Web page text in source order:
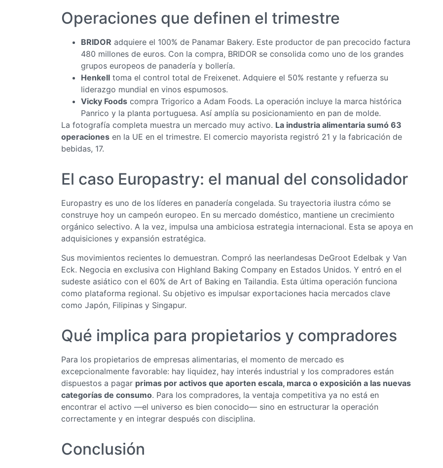
Operaciones que definen el trimestre
BRIDOR adquiere el 100% de Panamar Bakery. Este productor de pan precocido factura
480 millones de euros. Con la compra, BRIDOR se consolida como uno de los grandes
grupos europeos de panadería y bollería.
Henkell toma el control total de Freixenet. Adquiere el 50% restante y refuerza su
liderazgo mundial en vinos espumosos.
Vicky Foods compra Trigorico a Adam Foods. La operación incluye la marca histórica
Panrico y la planta portuguesa. Así amplía su posicionamiento en pan de molde.
La fotografía completa muestra un mercado muy activo. La industria alimentaria sumó 63
operaciones en la UE en el trimestre. El comercio mayorista registró 21 y la fabricación de
bebidas, 17.
El caso Europastry: el manual del consolidador
Europastry es uno de los líderes en panadería congelada. Su trayectoria ilustra cómo se
construye hoy un campeón europeo. En su mercado doméstico, mantiene un crecimiento
orgánico selectivo. A la vez, impulsa una ambiciosa estrategia internacional. Esta se apoya en
adquisiciones y expansión estratégica.
Sus movimientos recientes lo demuestran. Compró las neerlandesas DeGroot Edelbak y Van
Eck. Negocia en exclusiva con Highland Baking Company en Estados Unidos. Y entró en el
sudeste asiático con el 60% de Art of Baking en Tailandia. Esta última operación funciona
como plataforma regional. Su objetivo es impulsar exportaciones hacia mercados clave
como Japón, Filipinas y Singapur.
Qué implica para propietarios y compradores
Para los propietarios de empresas alimentarias, el momento de mercado es
excepcionalmente favorable: hay liquidez, hay interés industrial y los compradores están
dispuestos a pagar primas por activos que aporten escala, marca o exposición a las nuevas
categorías de consumo. Para los compradores, la ventaja competitiva ya no está en
encontrar el activo —el universo es bien conocido— sino en estructurar la operación
correctamente y en integrar después con disciplina.
Conclusión